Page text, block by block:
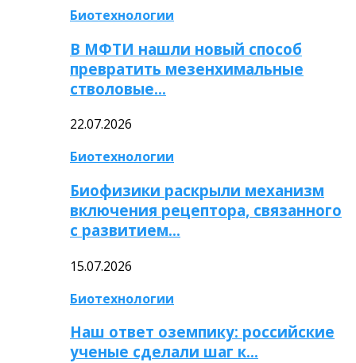
Биотехнологии
В МФТИ нашли новый способ
превратить мезенхимальные
стволовые…
22.07.2026
Биотехнологии
Биофизики раскрыли механизм
включения рецептора, связанного
с развитием…
15.07.2026
Биотехнологии
Наш ответ оземпику: российские
ученые сделали шаг к…